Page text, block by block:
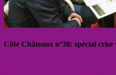
Côté Châteaux n°38: spécial